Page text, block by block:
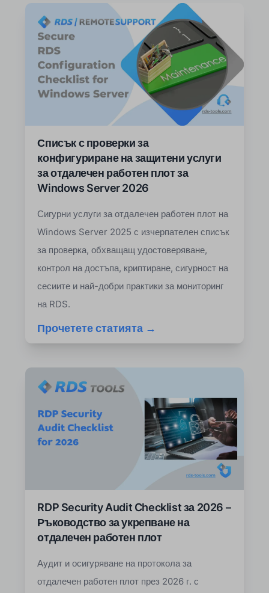
Списък с проверки за
конфигуриране на защитени услуги
за отдалечен работен плот за
Windows Server 2026
Сигурни услуги за отдалечен работен плот на
Windows Server 2025 с изчерпателен списък
за проверка, обхващащ удостоверяване,
контрол на достъпа, криптиране, сигурност на
сесиите и най-добри практики за мониторинг
на RDS.
Прочетете статията →
RDP Security Audit Checklist за 2026 –
Ръководство за укрепване на
отдалечен работен плот
Аудит и осигуряване на протокола за
отдалечен работен плот през 2026 г. с